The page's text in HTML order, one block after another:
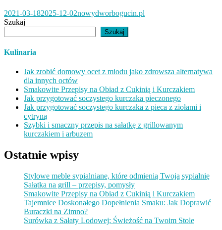
2021-03-182025-12-02nowydworbogucin.pl
Szukaj
Szukaj
Kulinaria
Jak zrobić domowy ocet z miodu jako zdrowsza alternatywa
dla innych octów
Smakowite Przepisy na Obiad z Cukinią i Kurczakiem
Jak przygotować soczystego kurczaka pieczonego
Jak przygotować soczystego kurczaka z pieca z ziołami i
cytryną
Szybki i smaczny przepis na sałatkę z grillowanym
kurczakiem i arbuzem
Ostatnie wpisy
Stylowe meble sypialniane, które odmienią Twoją sypialnię
Sałatka na grill – przepisy, pomysły
Smakowite Przepisy na Obiad z Cukinią i Kurczakiem
Tajemnice Doskonałego Dopełnienia Smaku: Jak Doprawić
Buraczki na Zimno?
Surówka z Sałaty Lodowej: Świeżość na Twoim Stole